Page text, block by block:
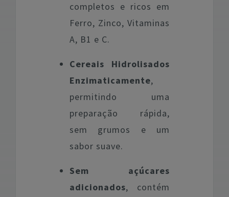
completos e ricos em
Ferro, Zinco, Vitaminas
A, B1 e C.
Cereais Hidrolisados
Enzimaticamente,
permitindo uma
preparação rápida,
sem grumos e um
sabor suave.
Sem açúcares
adicionados, contém